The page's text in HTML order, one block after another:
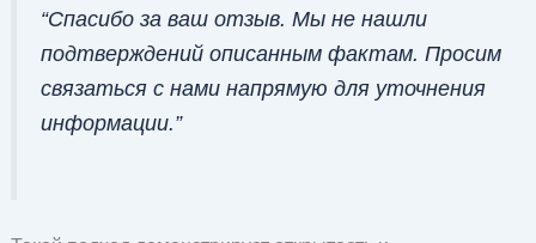
“Спасибо за ваш отзыв. Мы не нашли
подтверждений описанным фактам. Просим
связаться с нами напрямую для уточнения
информации.”